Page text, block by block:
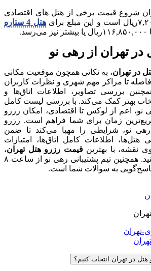
شروع قیمت برخی از هتل های اقتصادی
هتل‌ 4 ستاره
در تهران از رهی نو
در تهران، به نکاتی همچون موقعیت مکانی
تا مراکز مهم شهری و نظرات کاربران
بررسی تصاویر، اطلاعات اتاق‌ها و
بهتر کمک می‌کند. با بررسی لیست کامل
نو، اعم از لوکس تا اقتصادی، امکان رزرو
زمان برای شما فراهم است. رزرو
رهی نو، شرایطی را مهیا می‌کند تا ضمن
هتل‌ها، اطلاعات کامل اتاق‌ها، امتیازات
نقشه، با بهترینقیمت رزرو هتل تهران،
اقامت خود را نهایی کنید. همچنین تیم پشتیبانی رهی نو از ساعت ۸
در تهران انتخاب کنیم؟